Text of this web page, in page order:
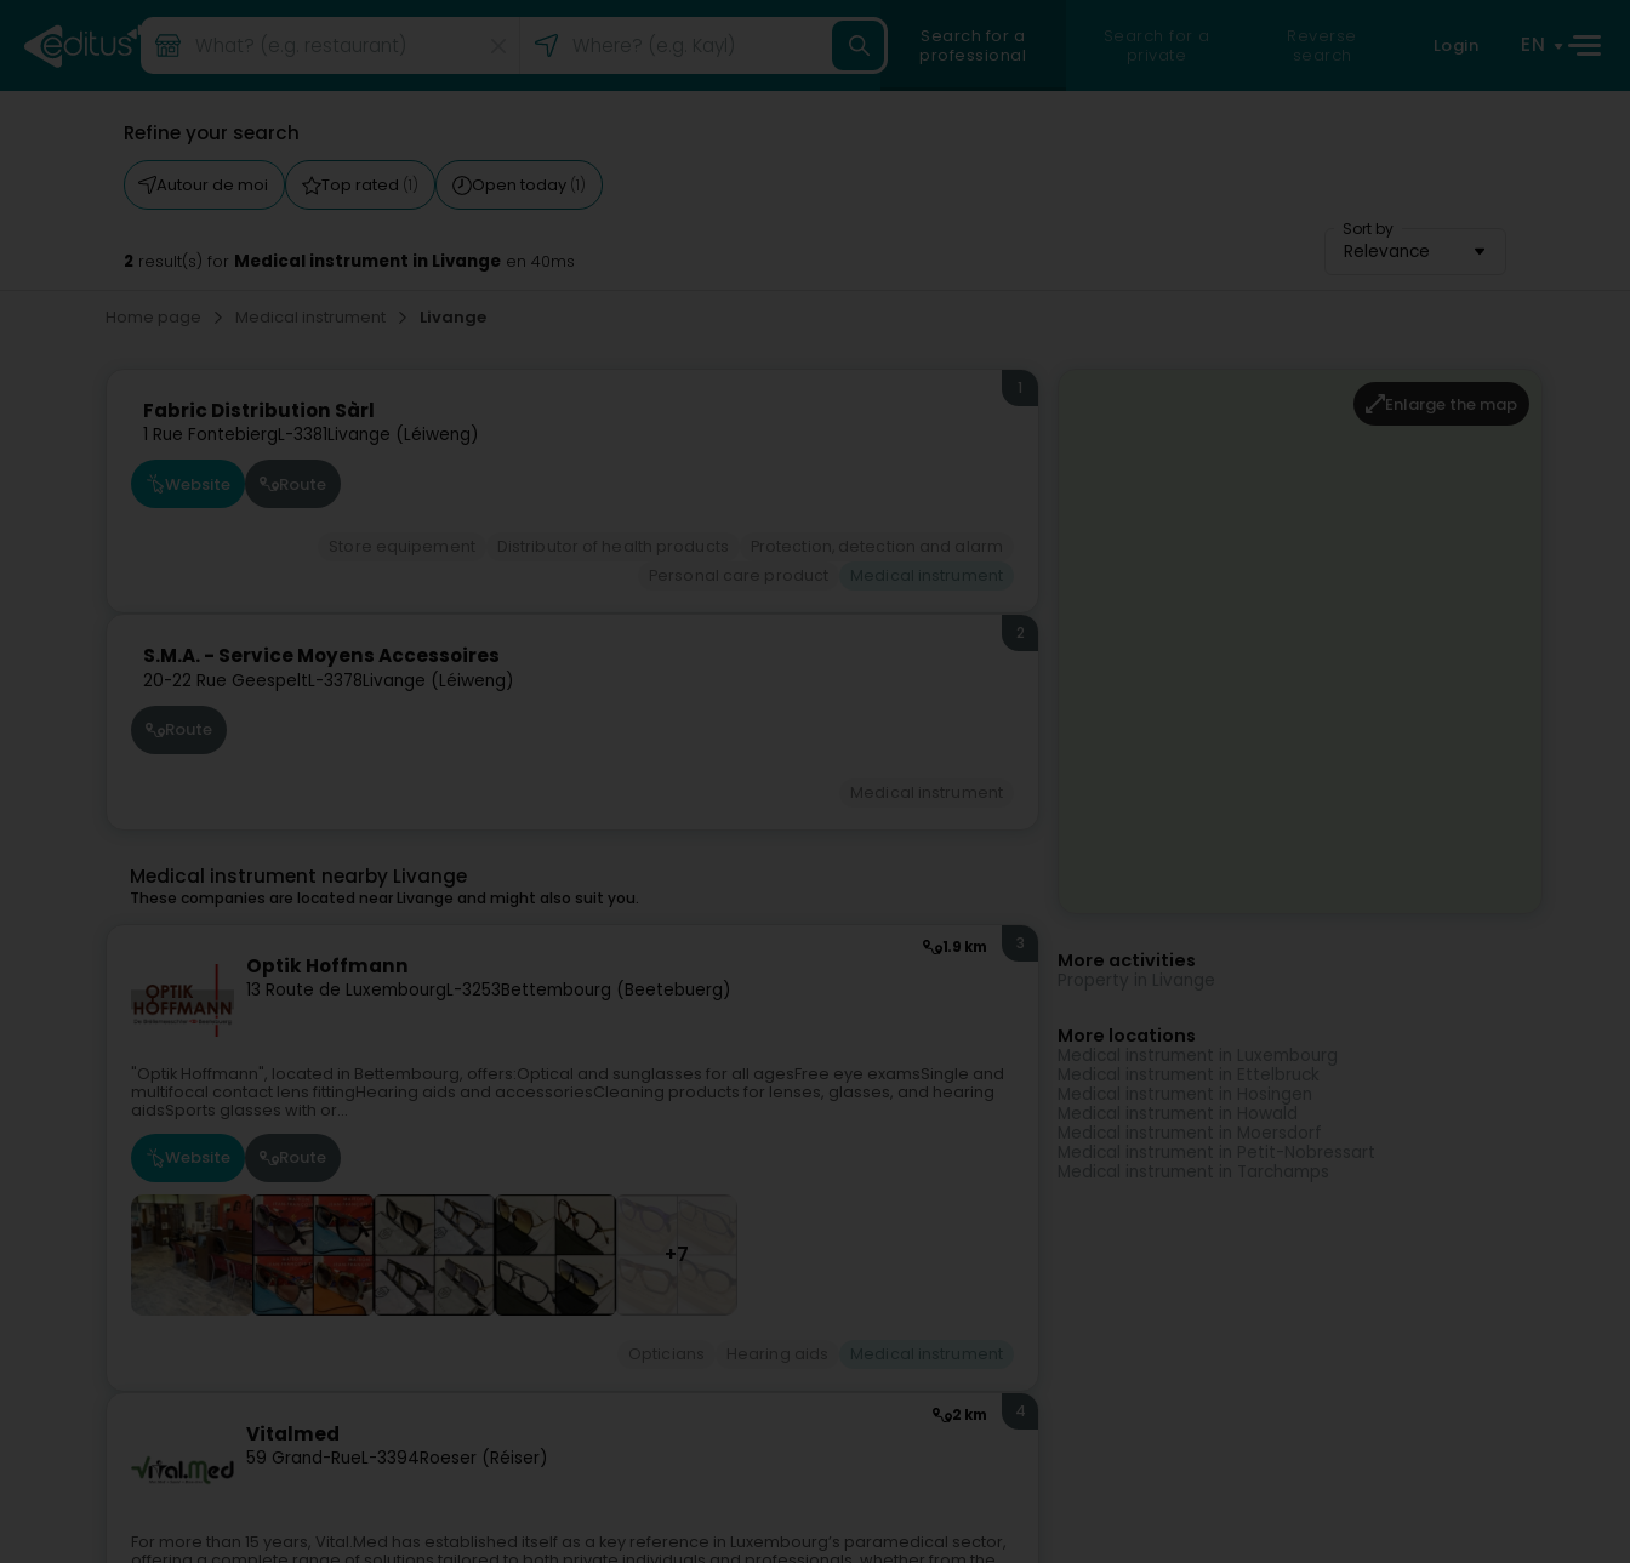
Search for a
professional
Search for a
private
Reverse
search
Login EN
Refine your search
Autour de moi Top rated (1) Open today (1)
Sort by
Relevance
2 result(s) for Medical instrument in Livange en 40ms
Home page Medical instrument Livange
Fabric Distribution Sàrl
1 Rue FontebiergL-3381Livange (Léiweng)
1
Website Route
S.M.A. - Service Moyens Accessoires
20-22 Rue GeespeltL-3378Livange (Léiweng)
2
Route
Medical instrument nearby Livange
These companies are located near Livange and might also suit you.
1.9 km
Optik Hoffmann
13 Route de LuxembourgL-3253Bettembourg (Beetebuerg)
3
"Optik Hoffmann", located in Bettembourg, offers:Optical and sunglasses for all agesFree eye examsSingle and
multifocal contact lens fittingHearing aids and accessoriesCleaning products for lenses, glasses, and hearing
aidsSports glasses with or...
Website Route
+7
2 km
Vitalmed
59 Grand-RueL-3394Roeser (Réiser)
4
For more than 15 years, Vital.Med has established itself as a key reference in Luxembourg’s paramedical sector,
Enlarge the map
More activities
More locations